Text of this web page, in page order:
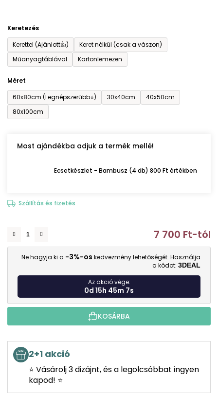
Keretezés
Kerettel (Ajánlott👍)
Keret nélkül (csak a vászon)
Műanyagtáblával
Kartonlemezen
Méret
60x80cm (Legnépszerűbb⭐)
30x40cm
40x50cm
80x100cm
Most ajándékba adjuk a termék mellé!
Ecsetkészlet - Bambusz (4 db) 800 Ft értékben
Szállítás és fizetés
7 700 Ft-tól
Ne hagyja ki a -3%-os kedvezmény lehetőségét. Használja
a kódot: 3DEAL
Az akció vége:
0d 15h 45m 6s
KOSÁRBA
2+1 akció
⭐ Vásárolj 3 dizájnt, és a legolcsóbbat ingyen
kapod! ⭐